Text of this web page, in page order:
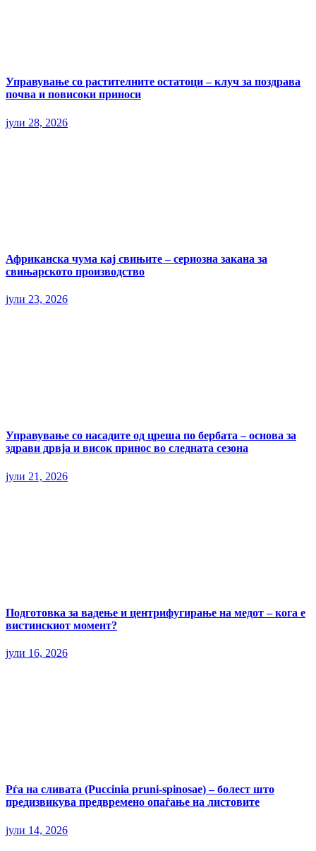
Управување со растителните остатоци – клуч за поздрава
почва и повисоки приноси
јули 28, 2026
Африканска чума кај свињите – сериозна закана за
свињарското производство
јули 23, 2026
Управување со насадите од цреша по бербата – основа за
здрави дрвја и висок принос во следната сезона
јули 21, 2026
Подготовка за вадење и центрифугирање на медот – кога е
вистинскиот момент?
јули 16, 2026
Рѓа на сливата (Puccinia pruni-spinosae) – болест што
предизвикува предвремено опаѓање на листовите
јули 14, 2026